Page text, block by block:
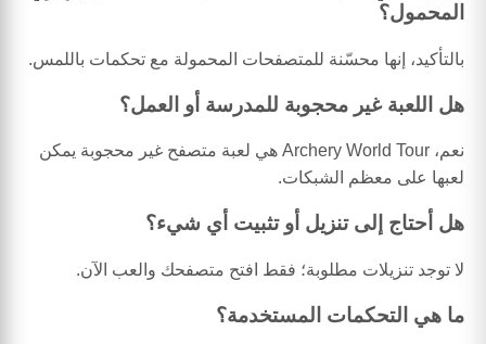
المحمول؟
بالتأكيد، إنها محسّنة للمتصفحات المحمولة مع تحكمات باللمس.
هل اللعبة غير محجوبة للمدرسة أو العمل؟
نعم، Archery World Tour هي لعبة متصفح غير محجوبة يمكن
لعبها على معظم الشبكات.
هل أحتاج إلى تنزيل أو تثبيت أي شيء؟
لا توجد تنزيلات مطلوبة؛ فقط افتح متصفحك والعب الآن.
ما هي التحكمات المستخدمة؟